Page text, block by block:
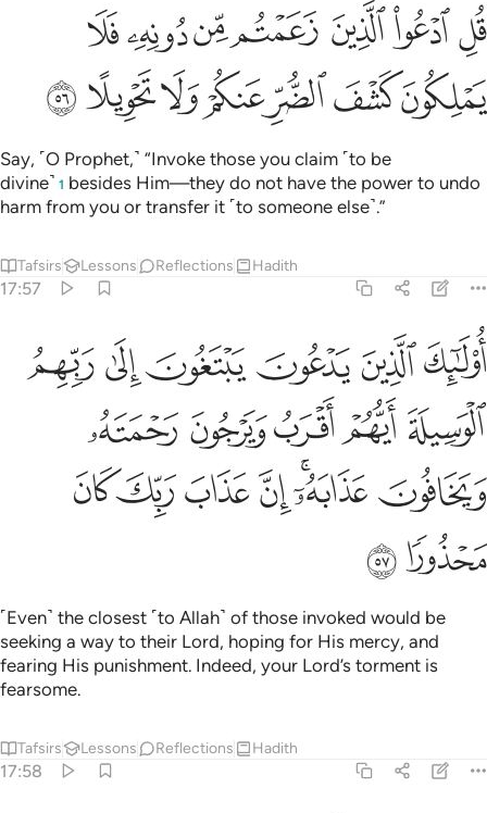
قل ادعوا الذين زعمتم من دونه فلا يملكون كشف الضر عنكم ولا تحويلا
قُلِ ٱدْعُوا۟ ٱلَّذِينَ زَعَمْتُم مِّن دُونِهِۦ فَلَا يَمْلِكُونَ كَشْفَ ٱلضُّرِّ عَنكُمْ وَلَا
ﲦﲧﲨ ﲩﲪﲫﲬ
ﲭﲮﲯﲰﲱﲲﲳ
Say, ˹O Prophet,˺ “Invoke those you claim ˹to be
divine˺ 1 besides Him—they do not have the power to undo
harm from you or transfer it ˹to someone else˺.”
Tafsirs Lessons Reflections Hadith
17:57
اولايك الذين يدعون يبتغون الى ربهم الوسيلة ايهم اقرب ويرجون
أُو۟لَـٰٓئِكَ ٱلَّذِينَ يَدْعُونَ يَبْتَغُونَ إِلَىٰ رَبِّهِمُ ٱلْوَسِيلَةَ أَيُّهُمْ أَقْرَبُ
ﲴﲵﲶﲷﲸﲹ
ﲺﲻﲼﲽﲾ
ﲿﳀﳁﳂﳃﳄﳅ
ﳆﳇ
˹Even˺ the closest ˹to Allah˺ of those invoked would be
seeking a way to their Lord, hoping for His mercy, and
fearing His punishment. Indeed, your Lord’s torment is
fearsome.
Tafsirs Lessons Reflections Hadith
17:58